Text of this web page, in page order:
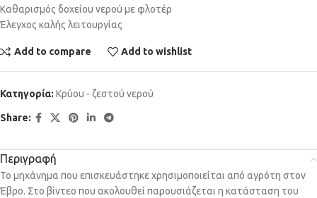
Καθαρισμός δοχείου νερού με φλοτέρ
Έλεγχος καλής λειτουργίας
Add to compare Add to wishlist
Κατηγορία: Κρύου - ζεστού νερού
Share:
Περιγραφή
Το μηχάνημα που επισκευάστηκε χρησιμοποιείται από αγρότη στον
Έβρο. Στο βίντεο που ακολουθεί παρουσιάζεται η κατάσταση του